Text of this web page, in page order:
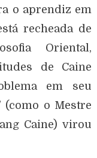
o aprendiz em
recheada de
Oriental,
de Caine
em seu
(como o Mestre
Caine) virou